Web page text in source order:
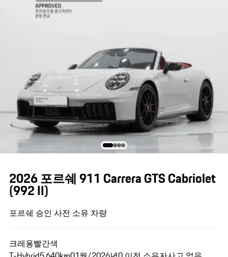
2026 포르쉐 911 Carrera GTS Cabriolet
(992 II)
포르쉐 승인 사전 소유 차량
크레용빨간색